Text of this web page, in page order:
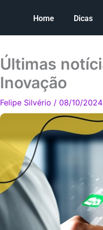
Home Dicas
Últimas
Inovação
Felipe Silvério / 08/10/2024